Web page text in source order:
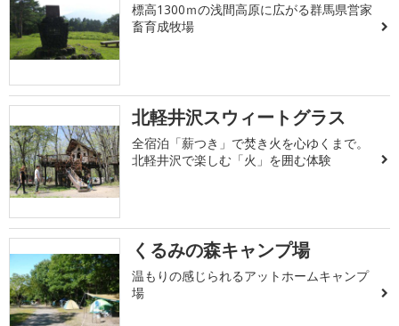
標高1300ｍの浅間高原に広がる群馬県営家
畜育成牧場
北軽井沢スウィートグラス
全宿泊「薪つき」で焚き火を心ゆくまで。
北軽井沢で楽しむ「火」を囲む体験
くるみの森キャンプ場
温もりの感じられるアットホームキャンプ
場